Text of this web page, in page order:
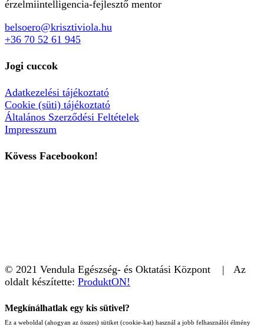
érzelmiintelligencia-fejlesztő mentor
belsoero@krisztiviola.hu
+36 70 52 61 945
Jogi cuccok
Adatkezelési tájékoztató
Cookie (süti) tájékoztató
Általános Szerződési Feltételek
Impresszum
Kövess Facebookon!
© 2021 Vendula Egészség- és Oktatási Központ | Az
oldalt készítette: ProduktON!
Megkínálhatlak egy kis sütivel?
Ez a weboldal (ahogyan az összes) sütiket (cookie-kat) használ a jobb felhasználói élmény